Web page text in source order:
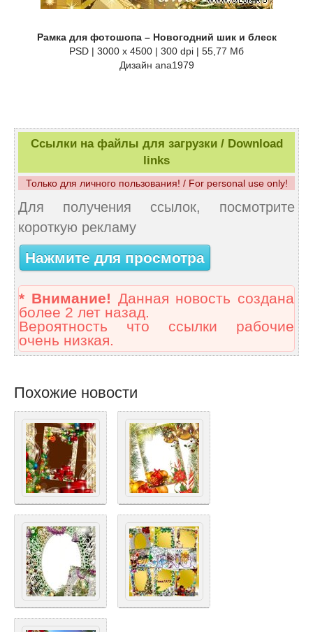
Рамка для фотошопа – Новогодний шик и блеск
PSD | 3000 x 4500 | 300 dpi | 55,77 Мб
Дизайн ana1979
Ссылки на файлы для загрузки / Download
links
Только для личного пользования! / For personal use only!
Для получения ссылок, посмотрите
короткую рекламу
Нажмите для просмотра
* Внимание! Данная новость создана
более 2 лет назад.
Вероятность что ссылки рабочие
очень низкая.
Похожие новости